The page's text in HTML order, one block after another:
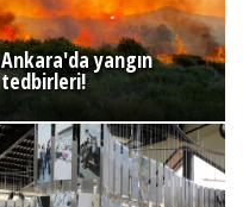
Ankara'da yangın
tedbirleri!